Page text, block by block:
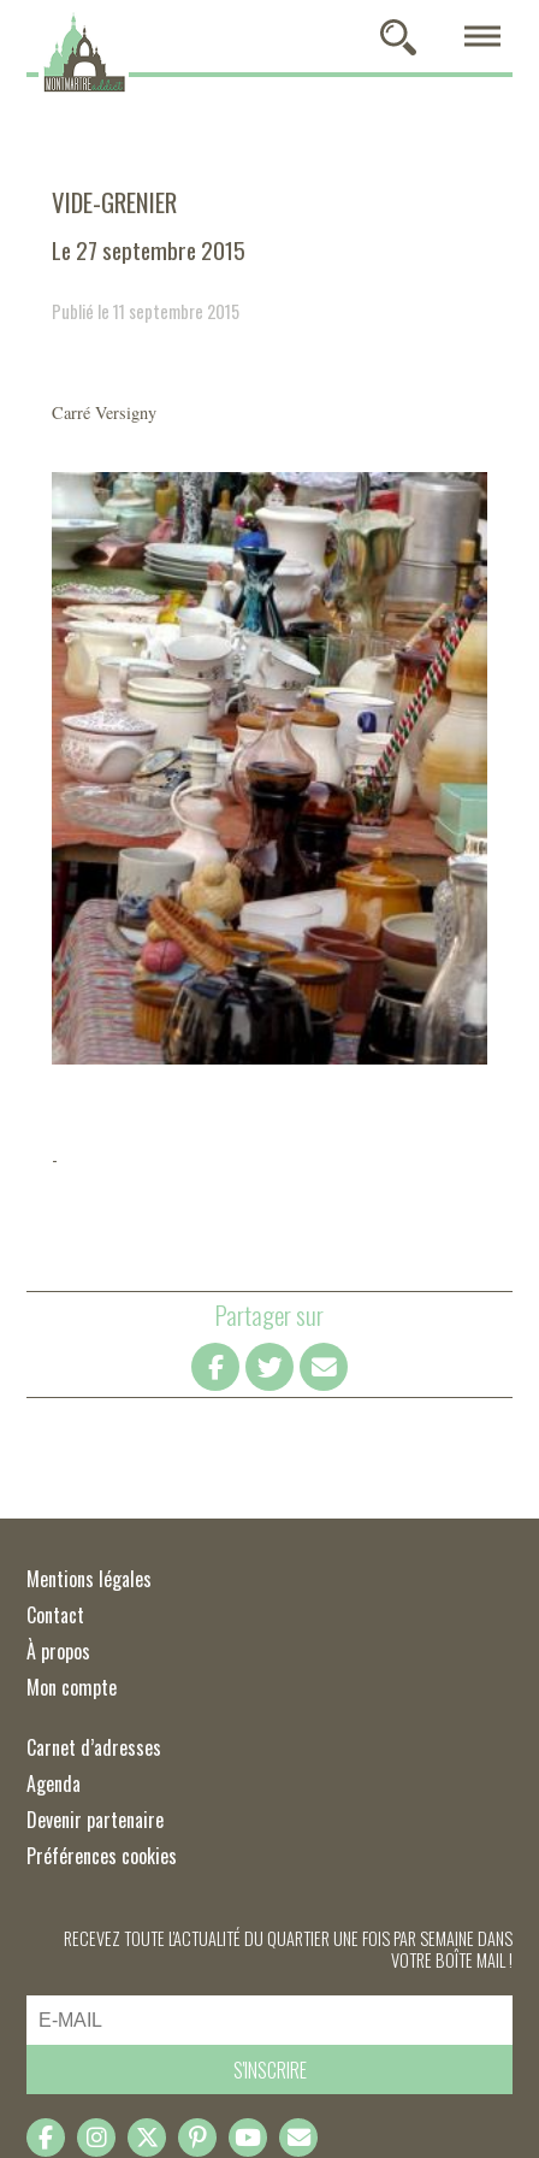
VIDE-GRENIER
Le 27 septembre 2015
Publié le 11 septembre 2015
Carré Versigny
-
Partager sur
Mentions légales
Contact
À propos
Mon compte
Carnet d’adresses
Agenda
Devenir partenaire
Préférences cookies
RECEVEZ TOUTE L'ACTUALITÉ DU QUARTIER UNE FOIS PAR SEMAINE DANS
VOTRE BOÎTE MAIL !